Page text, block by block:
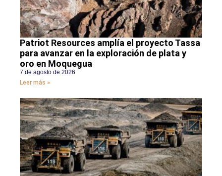
Patriot Resources amplía el proyecto Tassa
para avanzar en la exploración de plata y
oro en Moquegua
7 de agosto de 2026
Leer más »